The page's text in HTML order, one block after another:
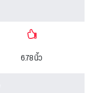
6.78 นิ้ว